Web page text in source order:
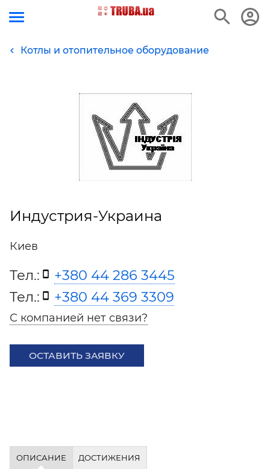
Котлы и отопительное оборудование
Индустрия-Украина
Киев
Тел.:
+380 44 286 3445
Тел.:
+380 44 369 3309
С компанией нет связи?
ОСТАВИТЬ ЗАЯВКУ
ОПИСАНИЕ ДОСТИЖЕНИЯ